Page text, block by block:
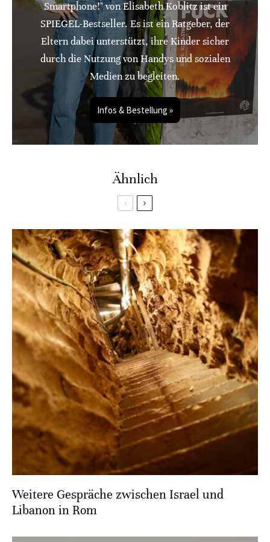
Smartphone!" von Elisabeth Koblitz ist ein
SPIEGEL-Bestseller. Es ist ein Ratgeber, der
Eltern dabei unterstützt, ihre Kinder sicher
durch die Nutzung von Handys und sozialen
Medien zu begleiten.
Infos & Bestellung »
Ähnlich
Weitere Gespräche zwischen Israel und
Libanon in Rom